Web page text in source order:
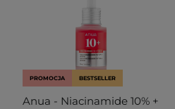
PROMOCJA BESTSELLER
Anua - Niacinamide 10% +